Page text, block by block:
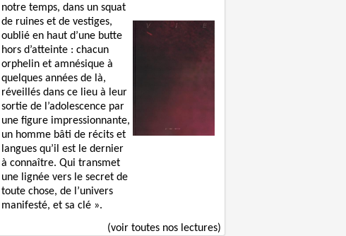
notre temps, dans un squat
de ruines et de vestiges,
oublié en haut d’une butte
hors d’atteinte : chacun
orphelin et amnésique à
quelques années de là,
réveillés dans ce lieu à leur
sortie de l’adolescence par
une figure impressionnante,
un homme bâti de récits et
langues qu’il est le dernier
à connaître. Qui transmet
une lignée vers le secret de
toute chose, de l’univers
manifesté, et sa clé ».
(voir toutes nos lectures)